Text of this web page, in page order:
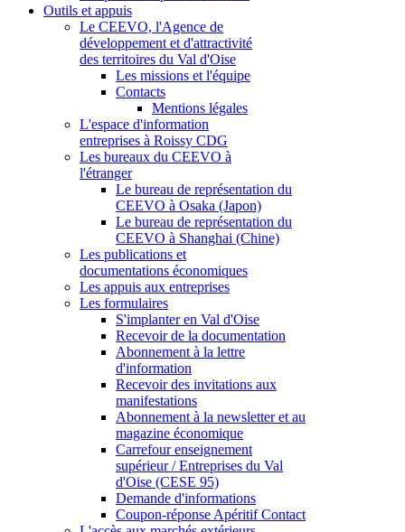
Outils et appuis
Le CEEVO, l'Agence de
développement et d'attractivité
des territoires du Val d'Oise
Les missions et l'équipe
Contacts
Mentions légales
L'espace d'information
entreprises à Roissy CDG
Les bureaux du CEEVO à
l'étranger
Le bureau de représentation du
CEEVO à Osaka (Japon)
Le bureau de représentation du
CEEVO à Shanghai (Chine)
Les publications et
documentations économiques
Les appuis aux entreprises
Les formulaires
S'implanter en Val d'Oise
Recevoir de la documentation
Abonnement à la lettre
d'information
Recevoir des invitations aux
manifestations
Abonnement à la newsletter et au
magazine économique
Carrefour enseignement
supérieur / Entreprises du Val
d'Oise (CESE 95)
Demande d'informations
Coupon-réponse Apéritif Contact